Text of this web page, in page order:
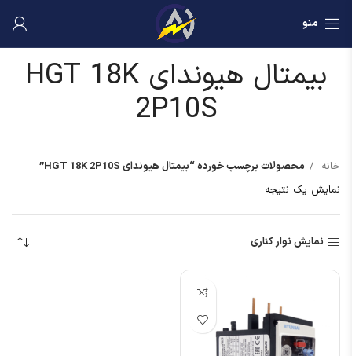
منو
بیمتال هیوندای HGT 18K
2P10S
خانه
محصولات برچسب خورده “بیمتال هیوندای HGT 18K 2P10S”
نمایش یک نتیجه
نمایش نوار کناری